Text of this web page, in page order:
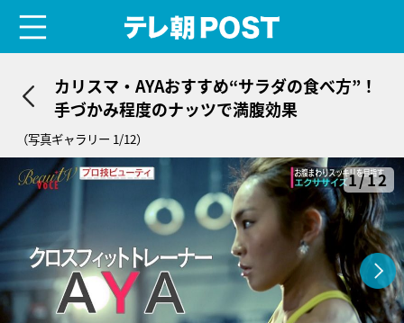
カリスマ・AYAおすすめ“サラダの食べ方”！
手づかみ程度のナッツで満腹効果
（写真ギャラリー 1/12）
1/12